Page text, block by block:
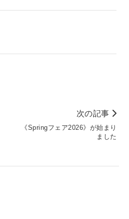
次の記事
《Springフェア2026》が始まり
ました